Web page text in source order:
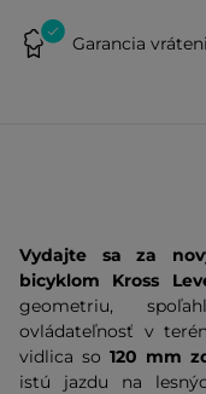
Garancia
Vydajte sa za
bicyklom Kross
geometriu,
ovládateľnosť v
vidlica so 120 mm
istú jazdu na